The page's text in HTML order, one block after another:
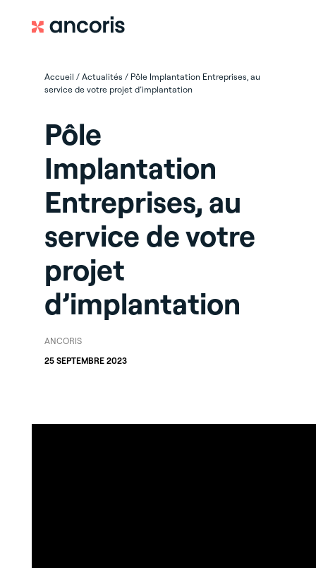
Accueil / Actualités / Pôle Implantation Entreprises, au
service de votre projet d’implantation
Pôle
Implantation
Entreprises, au
service de votre
projet
d’implantation
ANCORIS
25 SEPTEMBRE 2023